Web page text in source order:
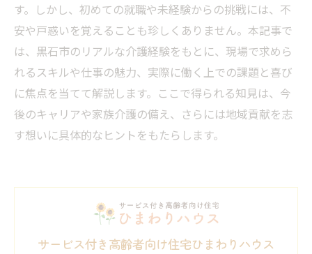
す。しかし、初めての就職や未経験からの挑戦には、不
安や戸惑いを覚えることも珍しくありません。本記事で
は、黒石市のリアルな介護経験をもとに、現場で求めら
れるスキルや仕事の魅力、実際に働く上での課題と喜び
に焦点を当てて解説します。ここで得られる知見は、今
後のキャリアや家族介護の備え、さらには地域貢献を志
す想いに具体的なヒントをもたらします。
サービス付き高齢者向け住宅ひまわりハウス